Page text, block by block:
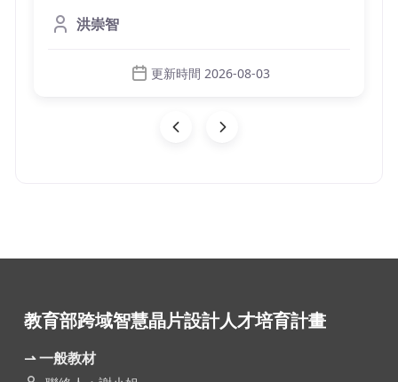
洪崇智
更新時間 2026-08-03
教育部跨域智慧晶片設計人才培育計畫
⇀ 一般教材